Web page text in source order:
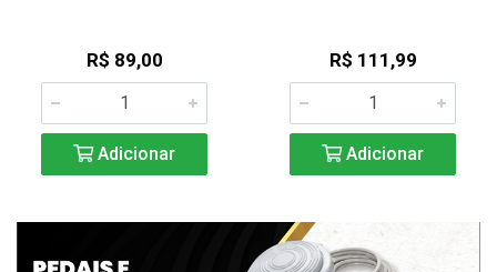
R$ 89,00
Adicionar
R$ 111,99
Adicionar